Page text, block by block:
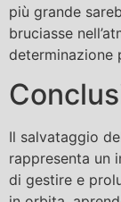
più grande
bruciasse
determinazione
Il salvataggio
rappresenta un
di gestire e